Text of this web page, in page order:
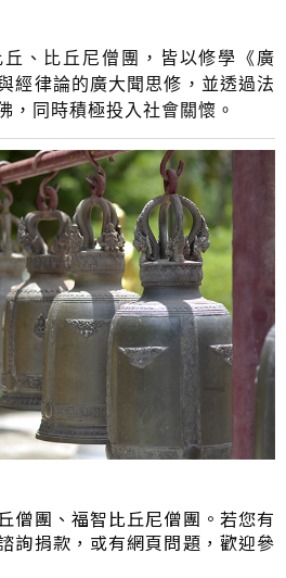
、比丘尼僧團，皆以修學《廣
經律論的廣大聞思修，並透過法
，同時積極投入社會關懷。
僧團、福智比丘尼僧團。若您有
詢捐款，或有網頁問題，歡迎參